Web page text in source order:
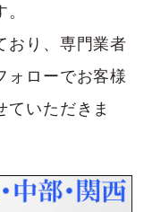
おり、専門業者
ォローでお客様
ていただきま